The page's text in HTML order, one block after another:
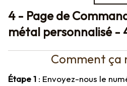
4 - Page de
métal personnalisé -
Comment ça
Étape 1 : Envoyez-nous le